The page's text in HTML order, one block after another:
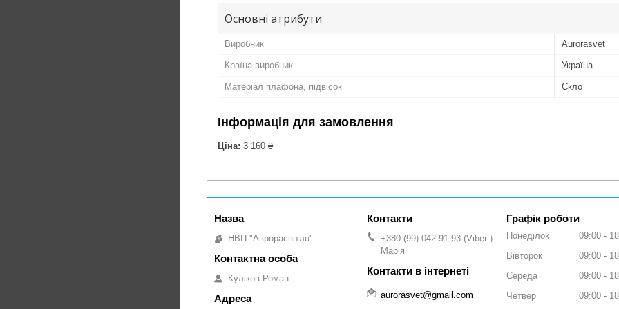
Основні атрибути
Виробник Аurorasvet
Країна виробник Україна
Матеріал плафона, підвісок Скло
Інформація для замовлення
Ціна: 3 160 ₴
НВП "Аврорасвітло"
Куліков Роман
+380 (99) 042-91-93 Viber
Марія
aurorasvet@gmail.com
Графік роботи
Понеділок 09:00
Вівторок
09:00
Середа
09:00
Четвер
09:00